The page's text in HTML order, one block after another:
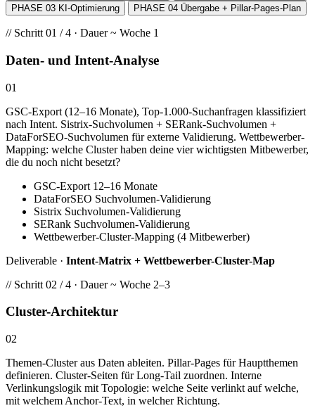
PHASE 03 KI-Optimierung PHASE 04 Übergabe + Pillar-Pages-Plan
// Schritt 01 / 4 · Dauer ~ Woche 1
Daten- und Intent-Analyse
01
GSC-Export (12–16 Monate), Top-1.000-Suchanfragen klassifiziert
nach Intent. Sistrix-Suchvolumen + SERank-Suchvolumen +
DataForSEO-Suchvolumen für externe Validierung. Wettbewerber-
Mapping: welche Cluster haben deine vier wichtigsten Mitbewerber,
die du noch nicht besetzt?
GSC-Export 12–16 Monate
DataForSEO Suchvolumen-Validierung
Sistrix Suchvolumen-Validierung
SERank Suchvolumen-Validierung
Wettbewerber-Cluster-Mapping (4 Mitbewerber)
Deliverable · Intent-Matrix + Wettbewerber-Cluster-Map
// Schritt 02 / 4 · Dauer ~ Woche 2–3
Cluster-Architektur
02
Themen-Cluster aus Daten ableiten. Pillar-Pages für Hauptthemen
definieren. Cluster-Seiten für Long-Tail zuordnen. Interne
Verlinkungslogik mit Topologie: welche Seite verlinkt auf welche,
mit welchem Anchor-Text, in welcher Richtung.